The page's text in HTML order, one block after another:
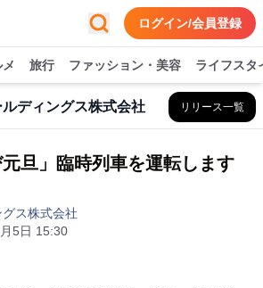
ログイン/会員登録
旅行 ファッション・美容 ライフスタ
ディングス株式会社 リリース一覧
元旦」臨時列車を運転します
ス株式会社
5日 15:30